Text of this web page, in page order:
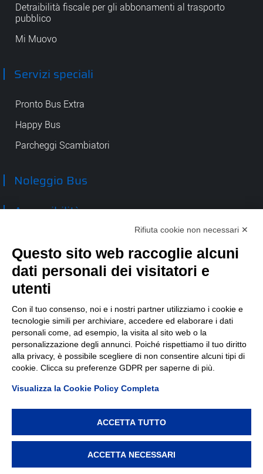
Detraibilità fiscale per gli abbonamenti al trasporto
pubblico
Mi Muovo
Servizi speciali
Pronto Bus Extra
Happy Bus
Parcheggi Scambiatori
Noleggio Bus
Accessibilità
TEP spa
Via Taro 12
43125 Parma
Tel. 0521.2141
E-mail:tep@tep.pr.it
Informazioni :info@tep.pr.it
PEC:tepspa@pec.it
TEP spa, via Taro 12, 43125 Parma – Cod. Fisc./P.IVA/Reg.
Imprese Parma 02155050343 – REA 214962 – Capitale
Sociale € 7.747.000 i.v. –Privacy policy–Modifica
Rifiuta cookie non necessari ✕
Questo sito web raccoglie alcuni
dati personali dei visitatori e
utenti
Con il tuo consenso, noi e i nostri partner utilizziamo i cookie e
tecnologie simili per archiviare, accedere ed elaborare i dati
personali come, ad esempio, la visita al sito web o la
personalizzazione degli annunci. Poiché rispettiamo il tuo diritto
alla privacy, è possibile scegliere di non consentire alcuni tipi di
cookie. Clicca su preferenze GDPR per saperne di più.
Visualizza la Cookie Policy Completa
ACCETTA TUTTO
ACCETTA NECESSARI